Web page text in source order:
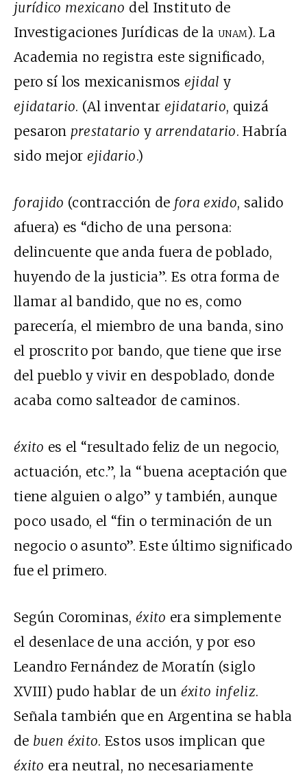
jurídico mexicano del Instituto de
Investigaciones Jurídicas de la unam). La
Academia no registra este significado,
pero sí los mexicanismos ejidal y
ejidatario. (Al inventar ejidatario, quizá
pesaron prestatario y arrendatario. Habría
sido mejor ejidario.)
forajido (contracción de fora exido, salido
afuera) es “dicho de una persona:
delincuente que anda fuera de poblado,
huyendo de la justicia”. Es otra forma de
llamar al bandido, que no es, como
parecería, el miembro de una banda, sino
el proscrito por bando, que tiene que irse
del pueblo y vivir en despoblado, donde
acaba como salteador de caminos.
éxito es el “resultado feliz de un negocio,
actuación, etc.”, la “buena aceptación que
tiene alguien o algo” y también, aunque
poco usado, el “fin o terminación de un
negocio o asunto”. Este último significado
fue el primero.
Según Corominas, éxito era simplemente
el desenlace de una acción, y por eso
Leandro Fernández de Moratín (siglo
XVIII) pudo hablar de un éxito infeliz.
Señala también que en Argentina se habla
de buen éxito. Estos usos implican que
éxito era neutral, no necesariamente